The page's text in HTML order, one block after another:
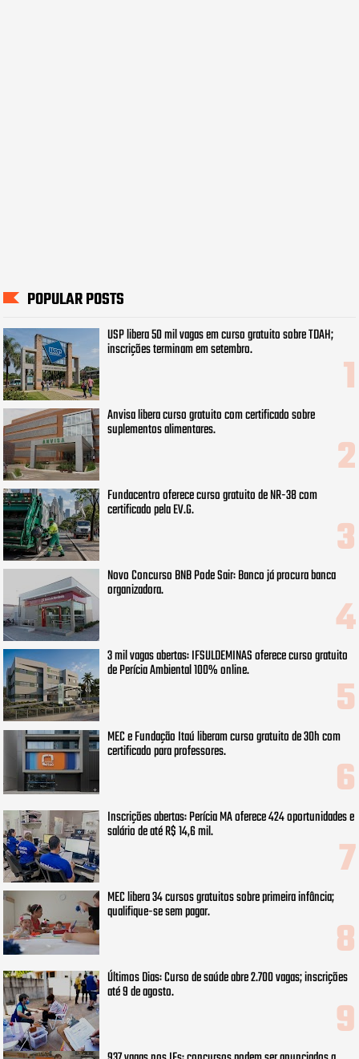
POPULAR POSTS
USP libera 50 mil vagas em curso gratuito sobre TDAH;
inscrições terminam em setembro.
Anvisa libera curso gratuito com certificado sobre
suplementos alimentares.
Fundacentro oferece curso gratuito de NR-38 com
certificado pela EV.G.
Novo Concurso BNB Pode Sair: Banco já procura banca
organizadora.
3 mil vagas abertas: IFSULDEMINAS oferece curso gratuito
de Perícia Ambiental 100% online.
MEC e Fundação Itaú liberam curso gratuito de 30h com
certificado para professores.
Inscrições abertas: Perícia MA oferece 424 oportunidades e
salário de até R$ 14,6 mil.
MEC libera 34 cursos gratuitos sobre primeira infância;
qualifique-se sem pagar.
Últimos Dias: Curso de saúde abre 2.700 vagas; inscrições
até 9 de agosto.